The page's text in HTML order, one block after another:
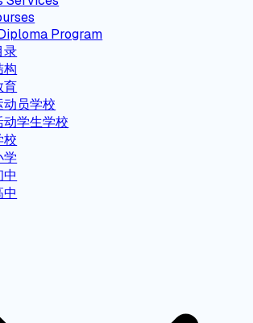
Program
录
构
育
动员学校
动学生学校
校
学